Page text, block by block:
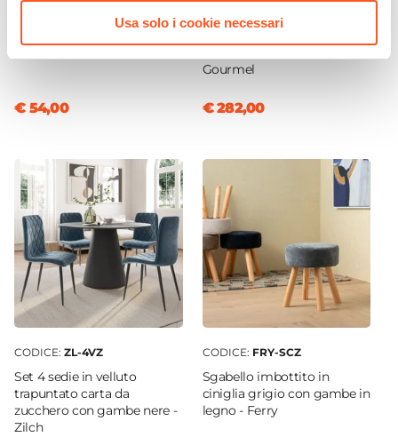
Usa solo i cookie necessari
€ 54,00
Gourmel
€ 282,00
CODICE: ZL-4VZ
Set 4 sedie in velluto
trapuntato carta da
zucchero con gambe nere -
Zilch
CODICE: FRY-SCZ
Sgabello imbottito in
ciniglia grigio con gambe in
legno - Ferry